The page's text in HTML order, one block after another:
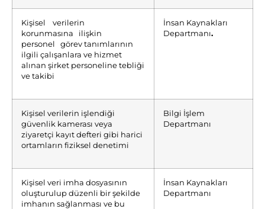
Kişisel verilerin
korunmasına ilişkin
personel görev tanımlarının
ilgili çalışanlara ve hizmet
alınan şirket personeline tebliği
ve takibi
İnsan Kaynakları
Departmanı.
Kişisel verilerin işlendiği
güvenlik kamerası veya
ziyaretçi kayıt defteri gibi harici
ortamların fiziksel denetimi
Bilgi İşlem
Departmanı
Kişisel veri imha dosyasının
oluşturulup düzenli bir şekilde
imhanın sağlanması ve bu
İnsan Kaynakları
Departmanı